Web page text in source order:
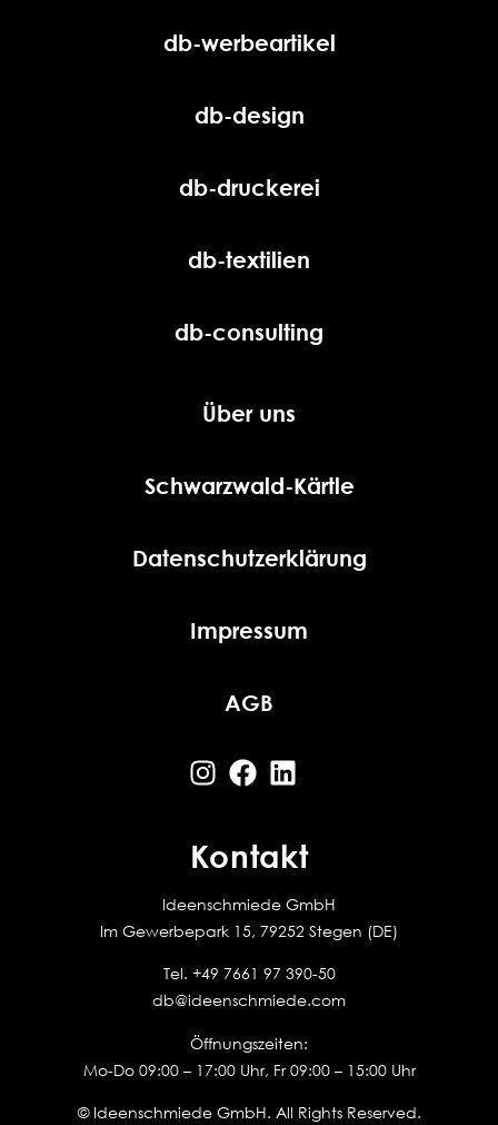
db-werbeartikel
db-design
db-druckerei
db-textilien
db-consulting
Über uns
Schwarzwald-Kärtle
Datenschutzerklärung
Impressum
AGB
Kontakt
Ideenschmiede GmbH
Im Gewerbepark 15, 79252 Stegen (DE)
Tel. +49 7661 97 390-50
db@ideenschmiede.com
Öffnungszeiten:
Mo-Do 09:00 – 17:00 Uhr, Fr 09:00 – 15:00 Uhr
© Ideenschmiede GmbH. All Rights Reserved.